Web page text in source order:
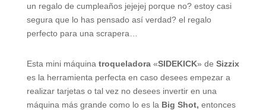
un regalo de cumpleaños jejejej porque no? estoy casi
segura que lo has pensado así verdad? el regalo
perfecto para una scrapera…
Esta mini máquina troqueladora«SIDEKICK» de Sizzix
es la herramienta perfecta en caso desees empezar a
realizar tarjetas o tal vez no desees invertir en una
máquina más grande como lo es la Big Shot, entonces